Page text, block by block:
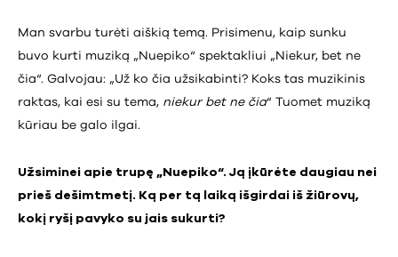
Man svarbu turėti aiškią temą. Prisimenu, kaip sunku
buvo kurti muziką „Nuepiko“ spektakliui „Niekur, bet ne
čia“. Galvojau: „Už ko čia užsikabinti? Koks tas muzikinis
raktas, kai esi su tema, niekur bet ne čia“ Tuomet muziką
kūriau be galo ilgai.
Užsiminei apie trupę „Nuepiko“. Ją įkūrėte daugiau nei
prieš dešimtmetį. Ką per tą laiką išgirdai iš žiūrovų,
kokį ryšį pavyko su jais sukurti?